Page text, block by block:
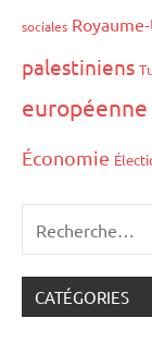
sociales
palestiniens
européenne
Économie
CATÉGORIES